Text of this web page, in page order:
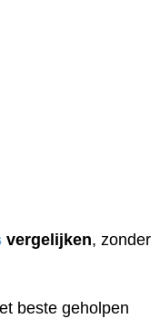
vergelijken, zonder
beste geholpen